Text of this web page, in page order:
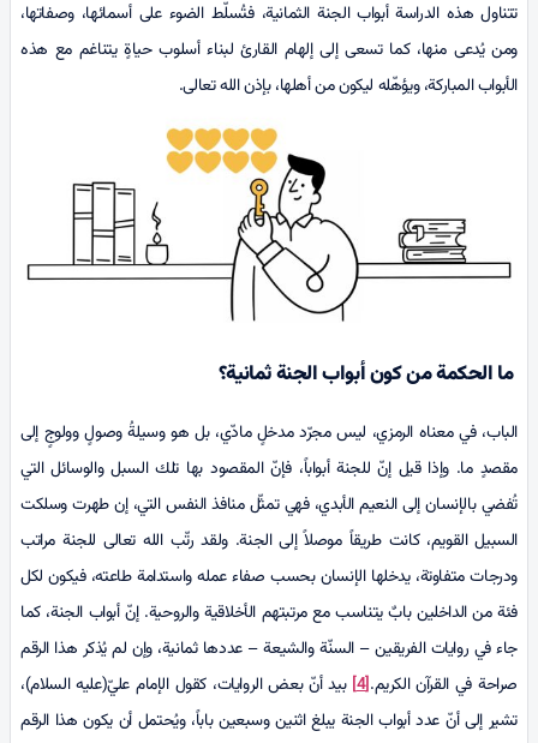
تتناول هذه الدراسة أبواب الجنة الثمانية، فتُسلّط الضوء على أسمائها، وصفاتها،
ومن يُدعى منها، كما تسعى إلى إلهام القارئ لبناء أسلوب حياةٍ يتناغم مع هذه
الأبواب المباركة، ويؤهّله ليكون من أهلها، بإذن الله تعالى.
ما الحكمة من كون أبواب الجنة ثمانية؟
الباب، في معناه الرمزي، ليس مجرّد مدخلٍ مادّي، بل هو وسيلةُ وصولٍ وولوجٍ إلى
مقصدٍ ما. وإذا قيل إنّ للجنة أبواباً، فإنّ المقصود بها تلك السبل والوسائل التي
تُفضي بالإنسان إلى النعيم الأبدي، فهي تمثّل منافذ النفس التي، إن طهرت وسلكت
السبيل القويم، كانت طريقاً موصلاً إلى الجنة. ولقد رتّب الله تعالى للجنة مراتب
ودرجات متفاوتة، يدخلها الإنسان بحسب صفاء عمله واستدامة طاعته، فيكون لكل
فئة من الداخلين بابٌ يتناسب مع مرتبتهم الأخلاقية والروحية. إنّ أبواب الجنة، كما
جاء في روايات الفريقين – السنّة والشيعة – عددها ثمانية، وإن لم يُذكر هذا الرقم
صراحة في القرآن الكريم.[4]
بيد أنّ بعض الروايات، كقول الإمام عليّ(عليه السلام)،
تشير إلى أنّ عدد أبواب الجنة يبلغ اثنين وسبعين باباً، ويُحتمل أن يكون هذا الرقم